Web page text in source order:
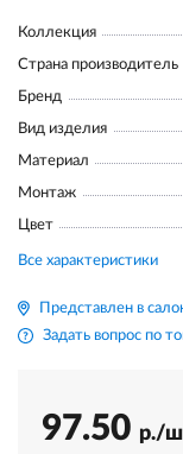
Коллекция
Страна производитель
Бренд
Вид изделия
Материал
Монтаж
Цвет
Все характеристики
Представлен в
Задать вопрос по
97.50 р./